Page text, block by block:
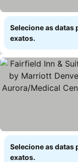
Selecione as datas
exatos.
Selecione as datas
exatos.